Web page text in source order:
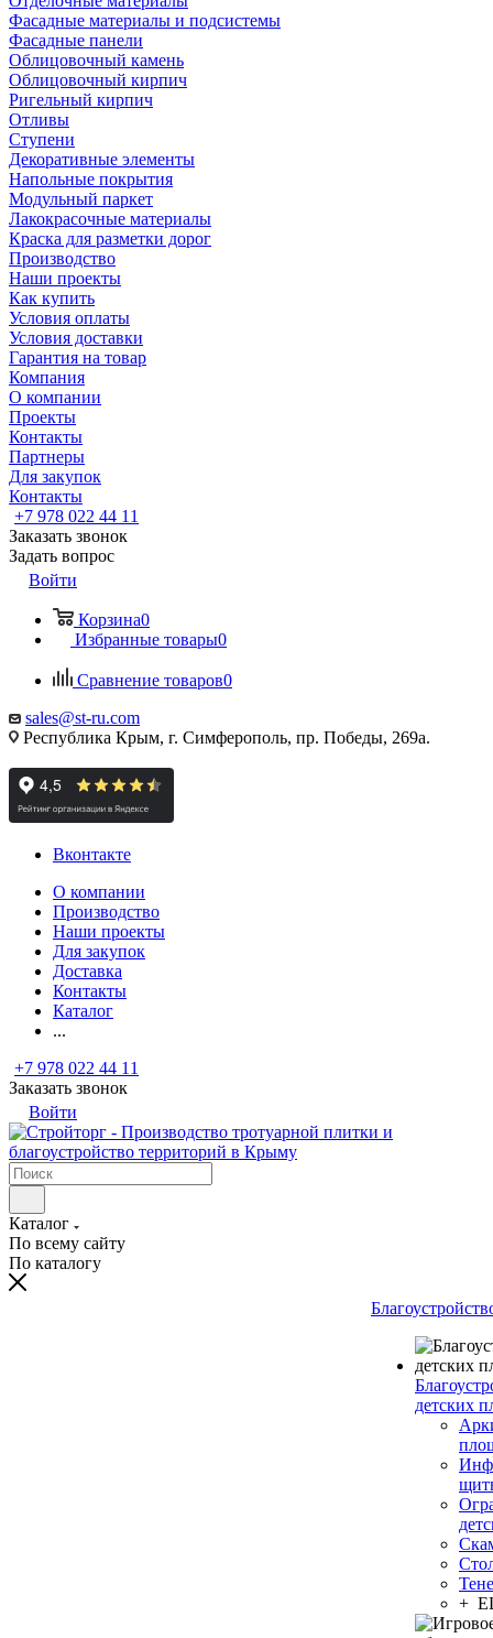
Фасадные материалы и подсистемы
Фасадные панели
Облицовочный камень
Облицовочный кирпич
Ригельный кирпич
Отливы
Ступени
Декоративные элементы
Напольные покрытия
Модульный паркет
Лакокрасочные материалы
Краска для разметки дорог
Производство
Наши проекты
Как купить
Условия оплаты
Условия доставки
Гарантия на товар
Компания
О компании
Проекты
Контакты
Партнеры
Для закупок
Контакты
+7 978 022 44 11
Заказать звонок
Задать вопрос
Войти
Корзина0
Избранные товары0
Сравнение товаров0
sales@st-ru.com
Республика Крым, г. Симферополь, пр. Победы, 269а.
Вконтакте
О компании
Производство
Наши проекты
Для закупок
Доставка
Контакты
Каталог
...
+7 978 022 44 11
Заказать звонок
Войти
Каталог
По всему сайту
По каталогу
детских
+